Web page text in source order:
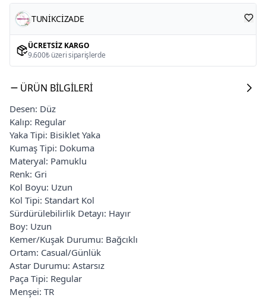
TUNİKCİZADE
ÜCRETSIZ KARGO
9.600₺ üzeri siparişlerde
ÜRÜN BILGILERI
Desen: Düz
Kalıp: Regular
Yaka Tipi: Bisiklet Yaka
Kumaş Tipi: Dokuma
Materyal: Pamuklu
Renk: Gri
Kol Boyu: Uzun
Kol Tipi: Standart Kol
Sürdürülebilirlik Detayı: Hayır
Boy: Uzun
Kemer/Kuşak Durumu: Bağcıklı
Ortam: Casual/Günlük
Astar Durumu: Astarsız
Paça Tipi: Regular
Menşei: TR